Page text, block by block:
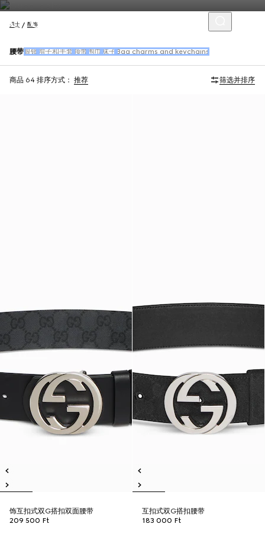
男士 配饰
腰带 眼镜 帽子和手套 领带 围巾 袜子 Bag charms and keychains
商品 64 排序方式： 推荐 筛选并排序
饰互扣式双G搭扣双面腰带
209 500 Ft
互扣式双G搭扣腰带
183 000 Ft